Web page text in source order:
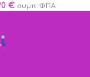
€ συμπ. ΦΠΑ